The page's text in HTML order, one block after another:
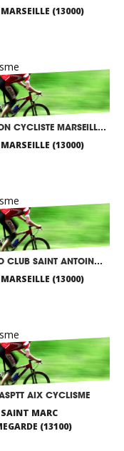
MARSEILLE (13000)
UNION CYCLISTE MARSEILLE SUD
MARSEILLE (13000)
VELO CLUB SAINT ANTOINE LA GAVOTTE
MARSEILLE (13000)
AIX CYCLISME
SAINT MARC
(13100)